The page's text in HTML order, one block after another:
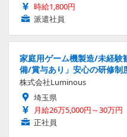
時給1,800円
派遣社員
家庭用ゲーム機製造/未経
備/賞与あり」安心の研修制
株式会社Luminous
埼玉県
月給26万5,000円～30万円
正社員